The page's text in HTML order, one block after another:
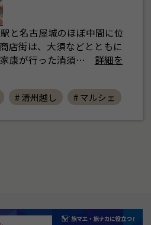
と名古屋城のほぼ中間に位
店街は、大須などとともに
康が行った清須…
詳細を
# 清州越し # マルシェ